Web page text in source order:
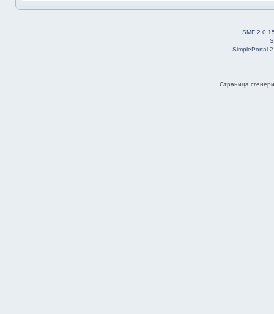
SMF
SimplePortal
Страница